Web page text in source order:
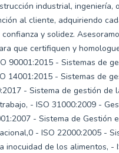
industrial, ingeniería,
al cliente, adquiriendo
y solidez.
que certifiquen y
90001:2015 - Sistemas de
14001:2015 - Sistemas de
- Sistema de gestión de
- ISO 31000:2009 -
- Sistema de Gestión
- ISO 22000:2005 -
inocuidad de los alimentos, -